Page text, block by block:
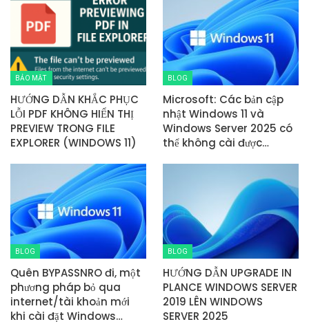
BẢO MẬT
HƯỚNG DẪN KHẮC PHỤC
LỖI PDF KHÔNG HIỂN THỊ
PREVIEW TRONG FILE
EXPLORER (WINDOWS 11)
BLOG
Microsoft: Các bản cập
nhật Windows 11 và
Windows Server 2025 có
thể không cài được…
BLOG
Quên BYPASSNRO đi, một
phương pháp bỏ qua
internet/tài khoản mới
khi cài đặt Windows…
BLOG
HƯỚNG DẪN UPGRADE IN
PLANCE WINDOWS SERVER
2019 LÊN WINDOWS
SERVER 2025